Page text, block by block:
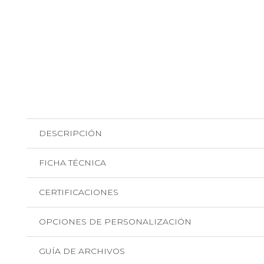
DESCRIPCIÓN
FICHA TÉCNICA
CERTIFICACIONES
OPCIONES DE PERSONALIZACIÓN
GUÍA DE ARCHIVOS